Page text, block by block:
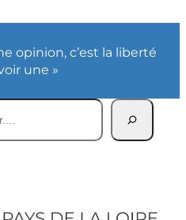
opinion, c’est la liberté
une »